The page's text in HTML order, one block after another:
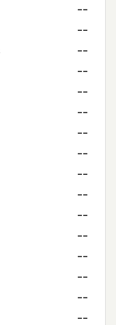
--
--
--
--
--
--
--
--
--
--
--
--
--
--
--
--